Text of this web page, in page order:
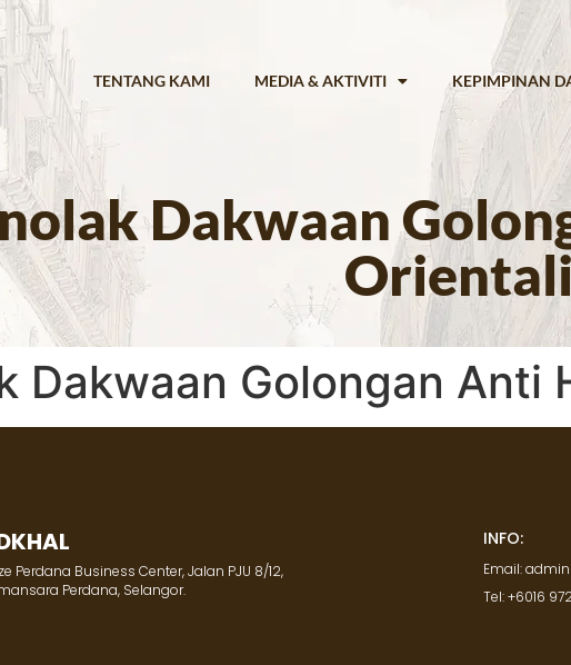
TENTANG KAMI MEDIA & AKTIVITI KEPIMPINAN
Dakwaan
Dakwaan Golongan Anti
Perdana Business Center, Jalan PJU 8/12,
Perdana, Selangor.
INFO:
Email:
Tel: +6016